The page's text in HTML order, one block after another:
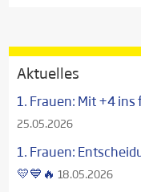
Aktuelles
1. Frauen: Mit +4 ins
25.05.2026
1. Frauen:
💛💙🔥 18.05.2026